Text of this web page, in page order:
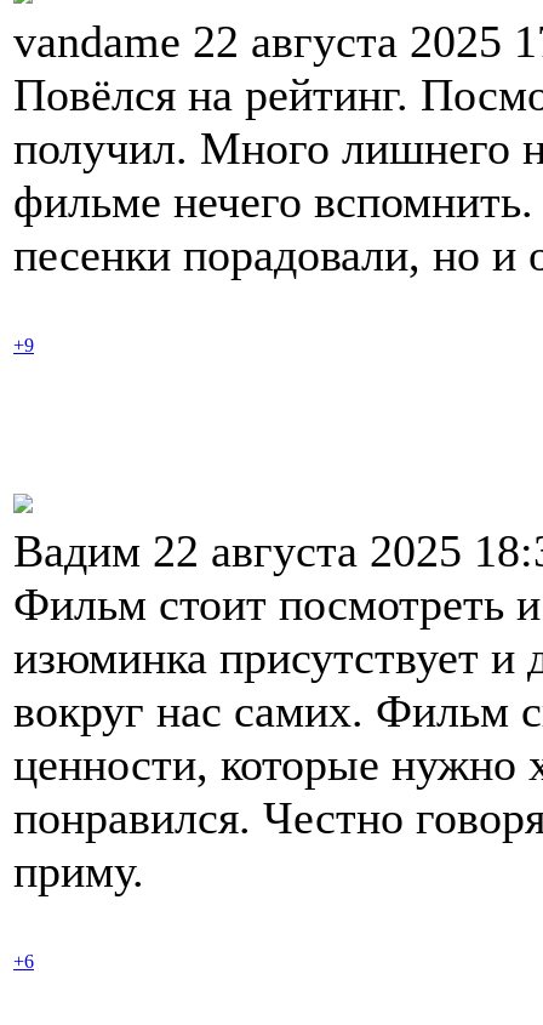
vandame 22 августа 2025
Повёлся на рейтинг.
получил. Много лишнего
фильме нечего
песенки порадовали, но и
+9
Вадим 22 августа 2025
Фильм стоит посмотреть
изюминка присутствует и
вокруг нас самих. Фильм
ценности, которые нужно
понравился. Честно
приму.
+6